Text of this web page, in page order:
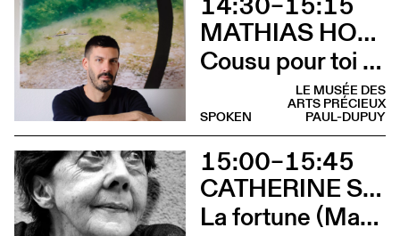
MATHIAS HOWALD
Cousu pour toi (Rencontre avec Mathias Chaillot, Tom Crewe et Mathias Howald)
LE MUSÉE DES
ARTS PRÉCIEUX
PAUL-DUPUY
SPOKEN
15:00–15:45
CATHERINE SAFONOFF
La fortune (Marie Bunel lit La fortune de Catherine Safonoff)